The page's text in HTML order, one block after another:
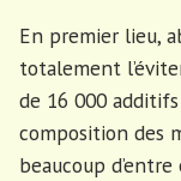
En premier lieu,
totalement
de 16 000
composition des
beaucoup